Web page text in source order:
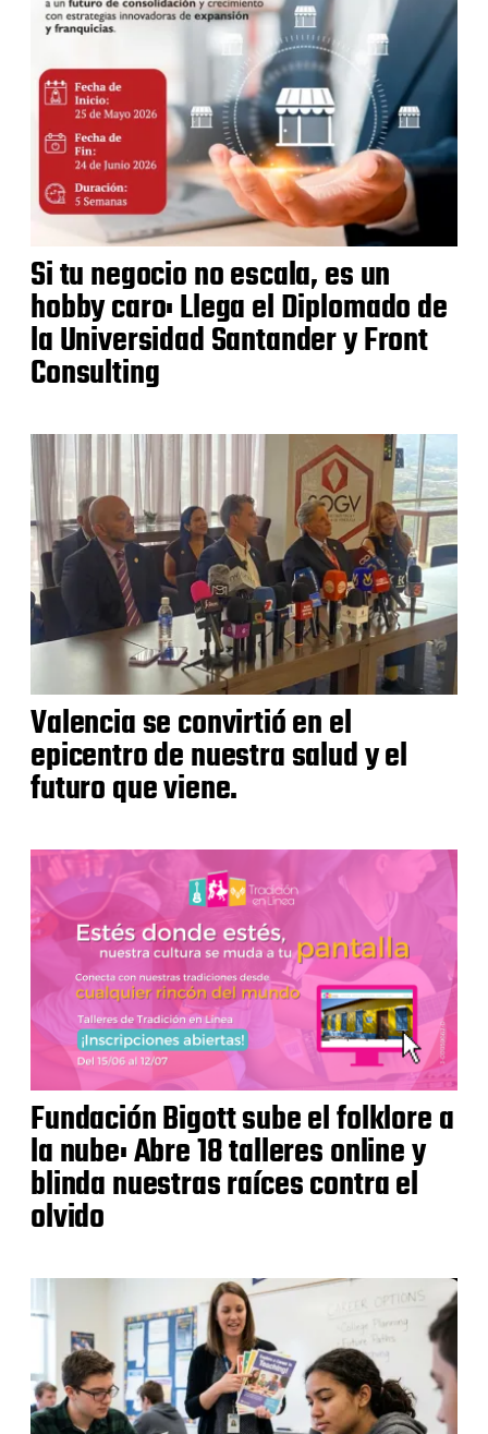
Si tu negocio no escala, es un
hobby caro: Llega el Diplomado de
la Universidad Santander y Front
Consulting
Valencia se convirtió en el
epicentro de nuestra salud y el
futuro que viene.
Fundación Bigott sube el folklore a
la nube: Abre 18 talleres online y
blinda nuestras raíces contra el
olvido